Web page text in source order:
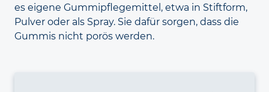
es eigene Gummipflegemittel, etwa in Stiftform,
Pulver oder als Spray. Sie dafür sorgen, dass die
Gummis nicht porös werden.